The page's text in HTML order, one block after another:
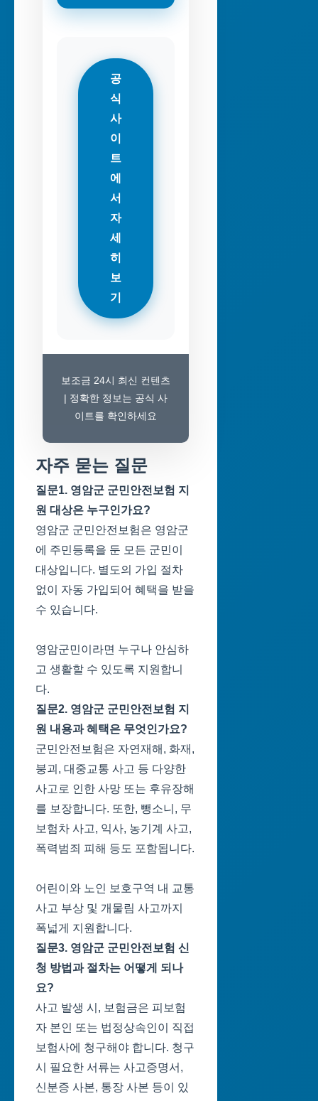
공
식
사
이
트
에
서
자
세
히
보
기
보조금 24시 최신 컨텐츠
| 정확한 정보는 공식 사
이트를 확인하세요
자주 묻는 질문
질문1. 영암군 군민안전보험 지
원 대상은 누구인가요?
영암군 군민안전보험은 영암군
에 주민등록을 둔 모든 군민이
대상입니다. 별도의 가입 절차
없이 자동 가입되어 혜택을 받을
수 있습니다.
영암군민이라면 누구나 안심하
고 생활할 수 있도록 지원합니
다.
질문2. 영암군 군민안전보험 지
원 내용과 혜택은 무엇인가요?
군민안전보험은 자연재해, 화재,
붕괴, 대중교통 사고 등 다양한
사고로 인한 사망 또는 후유장해
를 보장합니다. 또한, 뺑소니, 무
보험차 사고, 익사, 농기계 사고,
폭력범죄 피해 등도 포함됩니다.
어린이와 노인 보호구역 내 교통
사고 부상 및 개물림 사고까지
폭넓게 지원합니다.
질문3. 영암군 군민안전보험 신
청 방법과 절차는 어떻게 되나
요?
사고 발생 시, 보험금은 피보험
자 본인 또는 법정상속인이 직접
보험사에 청구해야 합니다. 청구
시 필요한 서류는 사고증명서,
신분증 사본, 통장 사본 등이 있